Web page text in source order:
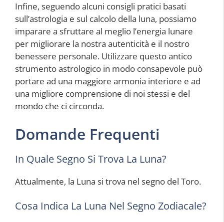
Infine, seguendo alcuni consigli pratici basati
sull’astrologia e sul calcolo della luna, possiamo
imparare a sfruttare al meglio l’energia lunare
per migliorare la nostra autenticità e il nostro
benessere personale. Utilizzare questo antico
strumento astrologico in modo consapevole può
portare ad una maggiore armonia interiore e ad
una migliore comprensione di noi stessi e del
mondo che ci circonda.
Domande Frequenti
In Quale Segno Si Trova La Luna?
Attualmente, la Luna si trova nel segno del Toro.
Cosa Indica La Luna Nel Segno Zodiacale?